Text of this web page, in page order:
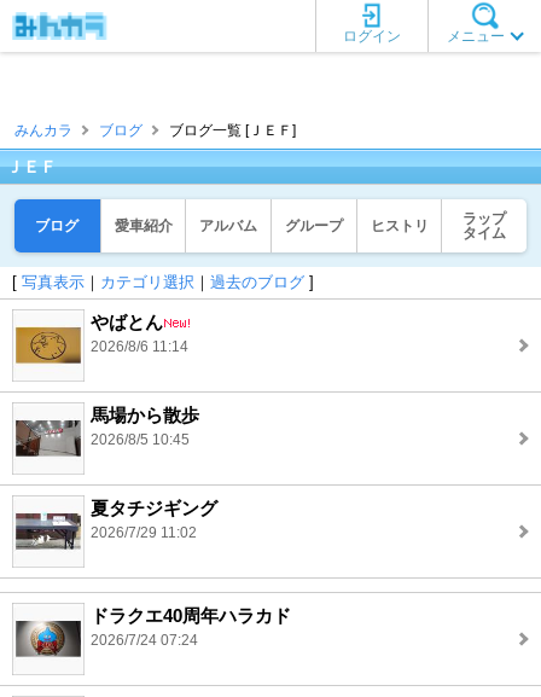
メニュー
ログイン
みんカラ ブログ ブログ一覧 [ＪＥＦ]
ＪＥＦ
ブログ 愛車紹介 アルバム グループ ヒストリ
ラップ
タイム
[ 写真表示 ｜ カテゴリ選択 ｜ 過去のブログ ]
やばとん
2026/8/6 11:14
馬場から散歩
2026/8/5 10:45
夏タチジギング
2026/7/29 11:02
ドラクエ40周年ハラカド
2026/7/24 07:24